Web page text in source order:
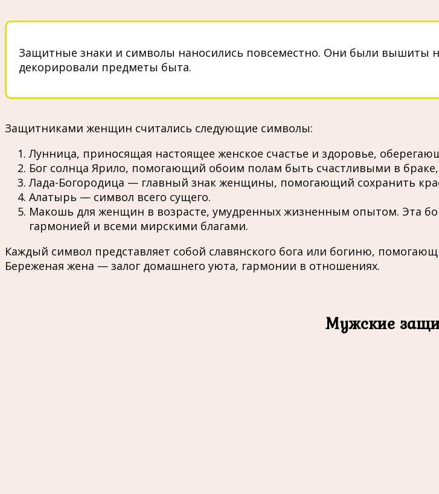
Защитные знаки и символы наносились повсеместно. Они были вышиты
декорировали предметы быта.
Защитниками женщин считались следующие символы:
Лунница, приносящая настоящее женское счастье и здоровье,
Бог солнца Ярило, помогающий обоим полам быть счастливыми в
Лада-Богородица — главный знак женщины, помогающий сохранить
Алатырь — символ всего сущего.
Макошь для женщин в возрасте, умудренных жизненным опытом. Эта
гармонией и всеми мирскими благами.
Каждый символ представляет собой славянского бога или богиню,
Береженая жена — залог домашнего уюта, гармонии в отношениях.
Мужские